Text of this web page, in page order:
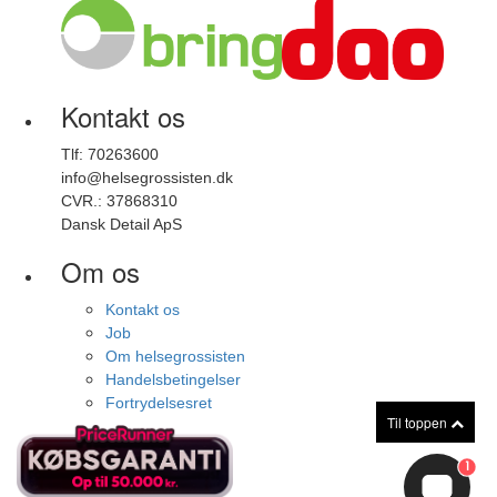
★★★ ★
Hurtig levering
★★★★★
Det virker
Lonnie
★★★☆
Jeg kan endnu ikke mærke en forandring
Randi Bruhn
• 21.02.2024
★★★★★
Alt ok.😀😀😀
Til toppen
Kontakt os
Tlf: 70263600
info@helsegrossisten.dk
CVR.: 37868310
Dansk Detail ApS
Om os
Kontakt os
Job
Om helsegrossisten
Handelsbetingelser
Fortrydelsesret
1